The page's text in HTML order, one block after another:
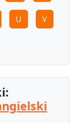
U V